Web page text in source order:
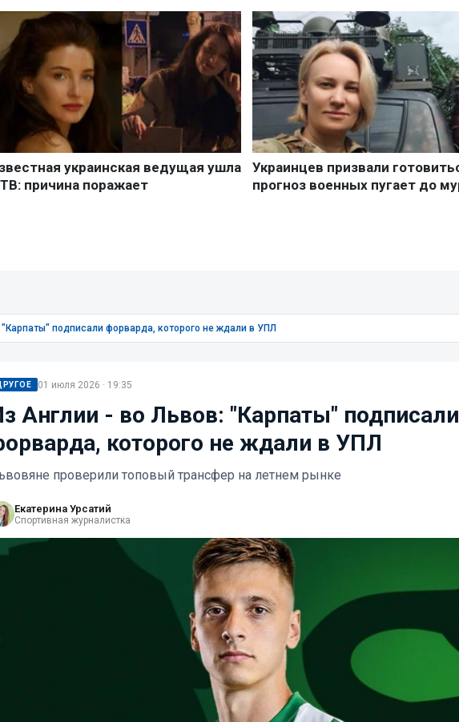
"Карпаты" подписали форварда, которого не ждали в УПЛ
01 июля 2026 · 19:35
Англии - во Львов: "Карпаты" подписали
которого не ждали в УПЛ
проверили топовый трансфер на летнем рынке
Екатерина Урсатий
Спортивная журналистка